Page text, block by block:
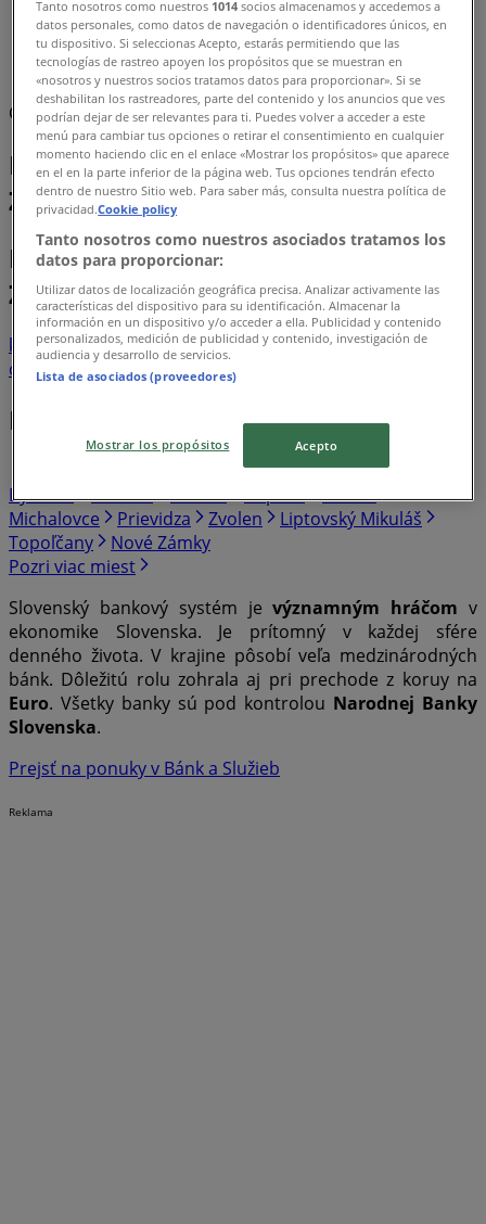
Tiendeo v Nové Zámky»
Bánk a Služieb Ponuky — Nové Zámky
Chystáme sa publikovať ponuky z Bánk a Služieb
Bánk a Služieb katalógy v Nové
Zámky
Letáky a najlepšie ponuky v Nové
Zámky
kebabbazárkopačkyplavkypracovné
odevypapiernictvoboxdomino
Bánk a Služieb v iných mestách
Prešov Nitra
Banská
Bystrica
Trenčín Trnava Poprad
Martin
Michalovce
Prievidza Zvolen
Liptovský Mikuláš
Topoľčany
Nové Zámky
Pozri viac miest
Slovenský bankový systém jevýznamným hráčom v
ekonomike Slovenska. Je prítomný v každej sfére
denného života. V krajine pôsobí veľa medzinárodných
bánk. Dôležitú rolu zohrala aj pri prechode z koruy na
Euro. Všetky banky sú pod kontrolou Narodnej Banky
Slovenska.
Prejsť na ponuky v Bánk a Služieb
Reklama
Tanto nosotros como nuestros 1014 socios almacenamos y accedemos a
datos personales, como datos de navegación o identificadores únicos, en
tu dispositivo. Si seleccionas Acepto, estarás permitiendo que las
tecnologías de rastreo apoyen los propósitos que se muestran en
«nosotros y nuestros socios tratamos datos para proporcionar». Si se
deshabilitan los rastreadores, parte del contenido y los anuncios que ves
podrían dejar de ser relevantes para ti. Puedes volver a acceder a este
menú para cambiar tus opciones o retirar el consentimiento en cualquier
momento haciendo clic en el enlace «Mostrar los propósitos» que aparece
en el en la parte inferior de la página web. Tus opciones tendrán efecto
dentro de nuestro Sitio web. Para saber más, consulta nuestra política de
privacidad.Cookie policy
Tanto nosotros como nuestros asociados tratamos los
datos para proporcionar:
Utilizar datos de localización geográfica precisa. Analizar activamente las
características del dispositivo para su identificación. Almacenar la
información en un dispositivo y/o acceder a ella. Publicidad y contenido
personalizados, medición de publicidad y contenido, investigación de
audiencia y desarrollo de servicios.
Lista de asociados (proveedores)
Mostrar los propósitos Acepto